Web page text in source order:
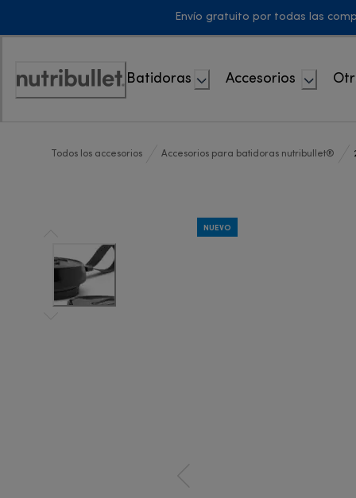
Envío gratuito por todas las
Accessibility
Batidoras Accesorios
Todos los accesorios Accesorios para batidoras nutribullet®
NUEVO